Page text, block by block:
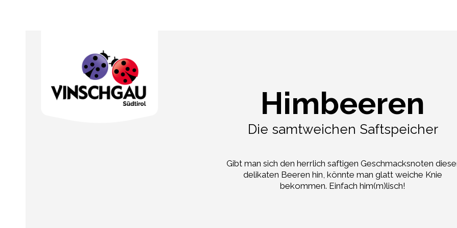
Himbeeren
Die samtweichen Saftspeicher
Gibt man sich den herrlich saftigen Geschmacksnoten
delikaten Beeren hin, könnte man glatt weiche Knie
bekommen. Einfach him(m)lisch!